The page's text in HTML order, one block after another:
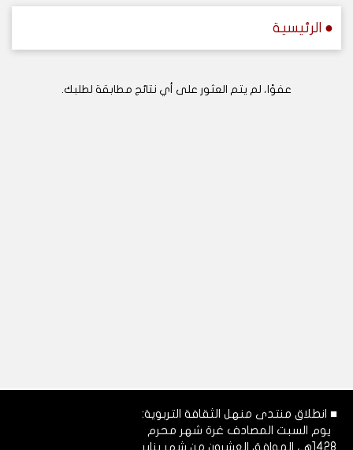
● الرئيسية
عفوًا، لم يتم العثور على أي نتائج مطابقة لطلبك.
■ انطلاق منتدى منهل الثقافة التربوية:
يوم السبت المصادف غرة شهر محرم
1428هـ، الموافق العشرون من شهر يناير